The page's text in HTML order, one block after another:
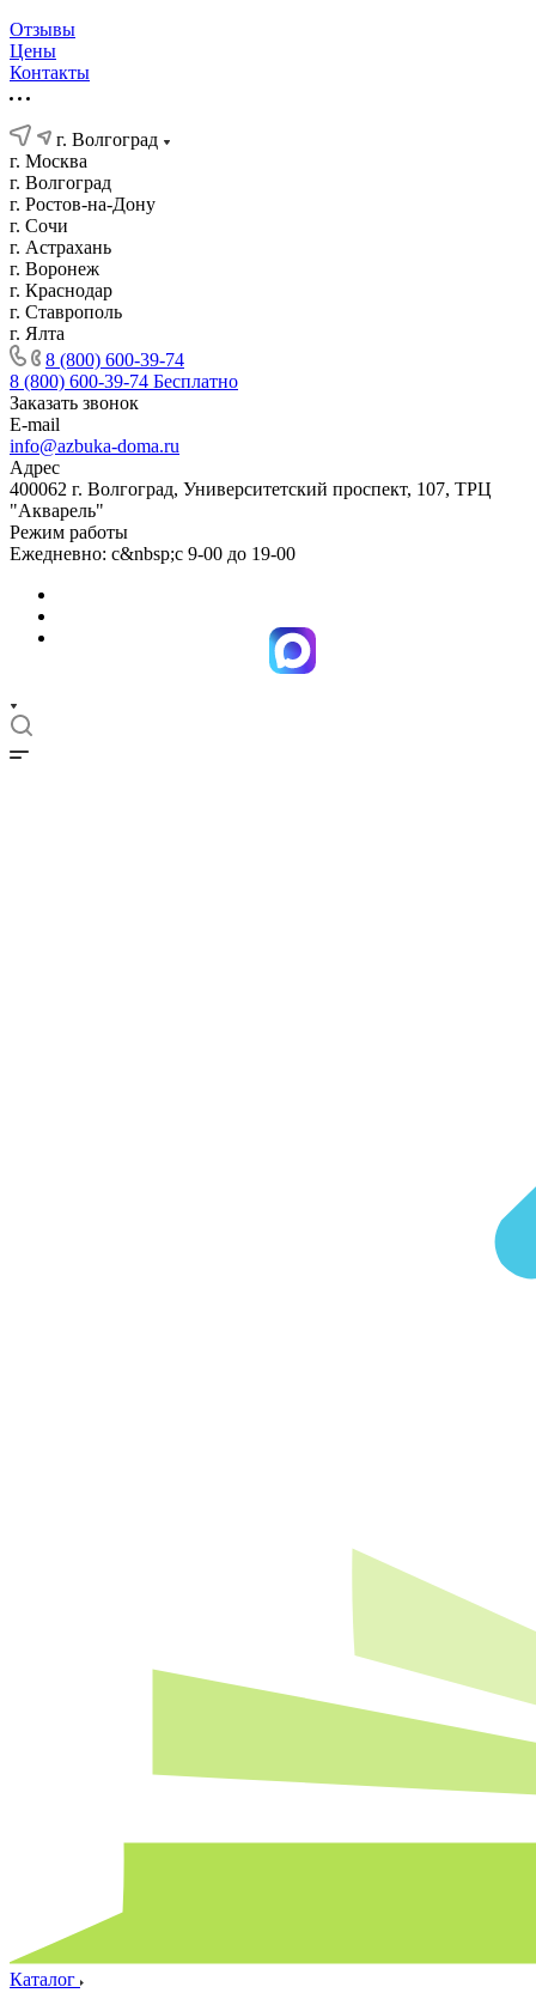
Отзывы
Цены
Контакты
г. Волгоград
г. Москва
г. Волгоград
г. Ростов-на-Дону
г. Сочи
г. Астрахань
г. Воронеж
г. Краснодар
г. Ставрополь
г. Ялта
8 (800) 600-39-74
8 (800) 600-39-74 Бесплатно
Заказать звонок
E-mail
info@azbuka-doma.ru
Адрес
400062 г. Волгоград, Университетский проспект, 107, ТРЦ
"Акварель"
Режим работы
Ежедневно: с&nbsp;с 9-00 до 19-00
Каталог